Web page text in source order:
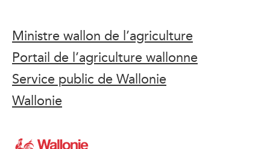
Ministre wallon de l’agriculture
Portail de l’agriculture wallonne
Service public de Wallonie
Wallonie